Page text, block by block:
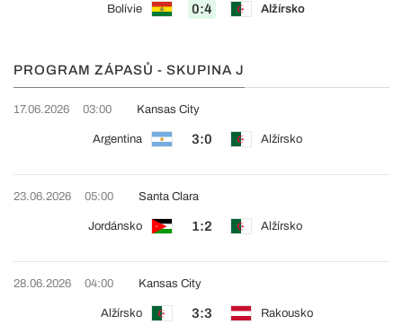
Bolívie 0:4 Alžírsko
PROGRAM ZÁPASŮ - SKUPINA J
17.06.2026 03:00
Argentina 3:0 Alžírsko
Kansas City
23.06.2026 05:00
Jordánsko 1:2 Alžírsko
Santa Clara
28.06.2026 04:00
Alžírsko 3:3 Rakousko
Kansas City